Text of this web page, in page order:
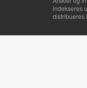
indekseres
distribueres